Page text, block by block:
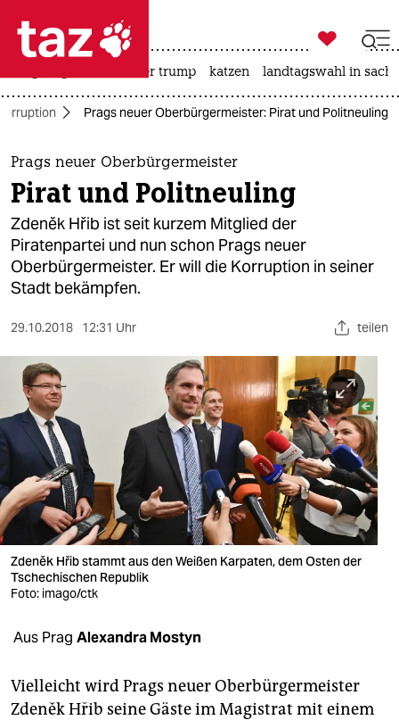
 taz zahl ich
taz zahl ich
themen
politik
öko
gesellschaft
kultur
sport
berlin
nord
wahrheit
verlag
verlag
veranstaltungen
unterstützen

taz zahl ich
usa unter trump katzen landtagswahl in
Prags neuer Oberbürgermeister: Pirat und Politneuling
Prags neuer Oberbürgermeister
Pirat und Politneuling
Zdeněk Hřib ist seit kurzem Mitglied der
Piratenpartei und nun schon Prags neuer
Oberbürgermeister. Er will die Korruption in seiner
Stadt bekämpfen.
29.10.2018 12:31 Uhr teilen
Zdeněk Hřib stammt aus den Weißen Karpaten, dem Osten der
Tschechischen Republik
Foto: imago/ctk
Aus Prag Alexandra Mostyn
Vielleicht wird Prags neuer Oberbürgermeister
Zdeněk Hřib seine Gäste im Magistrat mit einem